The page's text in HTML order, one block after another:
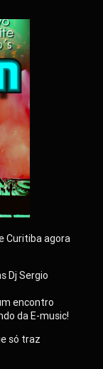
Curitiba agora
Dj Sergio
encontro
da E-music!
só traz